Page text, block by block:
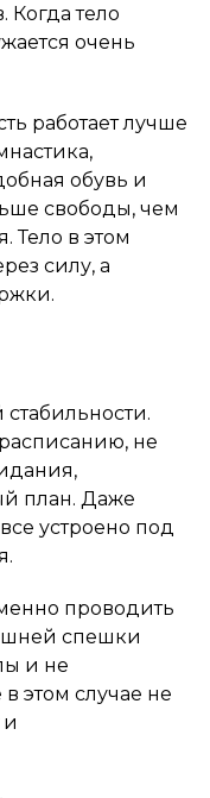
Когда тело
очень
работает лучше
обувь и
свободы, чем
Тело в этом
силу, а
не
план. Даже
устроено под
проводить
спешки
и не
этом случае не